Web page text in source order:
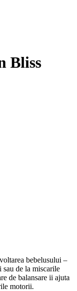
Bliss
bebelusului –
sau de la miscarile
de balansare ii ajuta
motorii.